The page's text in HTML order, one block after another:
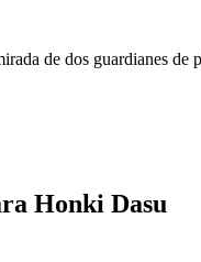
de dos guardianes
Honki Dasu